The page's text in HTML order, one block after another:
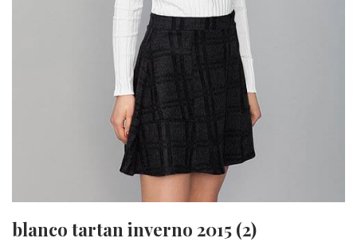
blanco tartan inverno 2015 (2)